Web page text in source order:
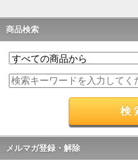
商品検索
メルマガ登録・解除